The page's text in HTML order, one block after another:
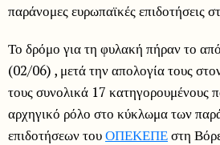
παράνομες ευρωπαϊκές επιδοτήσεις
Το δρόμο για τη φυλακή πήραν το
(02/06) , μετά την απολογία τους
τους συνολικά 17 κατηγορουμένους
αρχηγικό ρόλο στο κύκλωμα των
επιδοτήσεων τουΟΠΕΚΕΠΕστη